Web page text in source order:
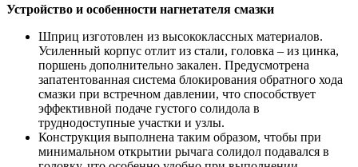
Устройство и особенности нагнетателя смазки
Шприц изготовлен из высококлассных материалов.
Усиленный корпус отлит из стали, головка – из цинка,
поршень дополнительно закален. Предусмотрена
запатентованная система блокирования обратного хода
смазки при встречном давлении, что способствует
эффективной подаче густого солидола в
труднодоступные участки и узлы.
Конструкция выполнена таким образом, чтобы при
минимальном открытии рычага солидол подавался в